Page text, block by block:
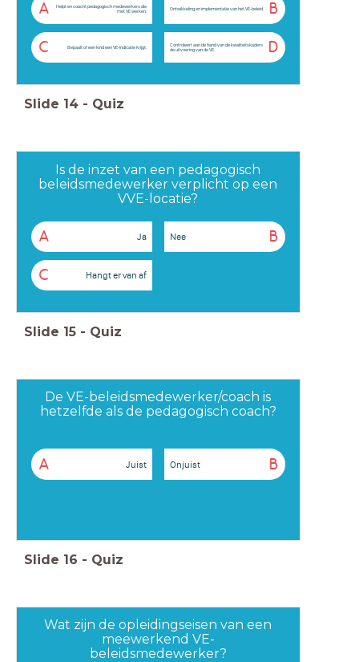
A Helpt en coacht pedagogisch medewerkers die
met VE werken. B
Ontwikkeling en implementatie van het VE-beleid.
C Bepaalt of een kind een VE-indicatie krijgt. D
Controleert aan de hand van de kwaliteitskaders
de uitvoering van de VE.
Slide 14 - Quiz
Is de inzet van een pedagogisch
beleidsmedewerker verplicht op een
VVE-locatie?
A Ja B
Nee
C Hangt er van af
Slide 15 - Quiz
De VE-beleidsmedewerker/coach is
hetzelfde als de pedagogisch coach?
A Juist B
Onjuist
Slide 16 - Quiz
Wat zijn de opleidingseisen van een
meewerkend VE-
beleidsmedewerker?